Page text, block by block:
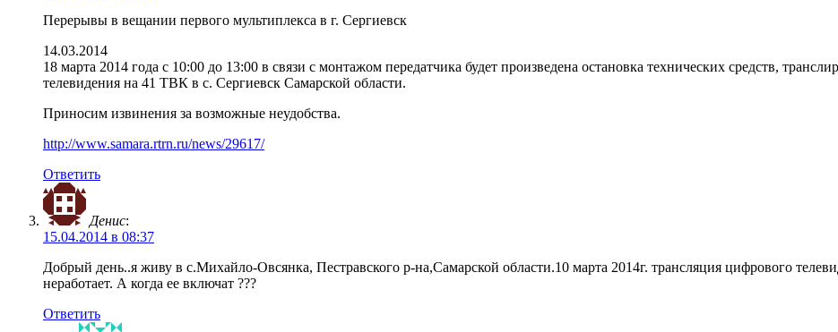
Перерывы в вещании первого мультиплекса в г. Сергиевск
14.03.2014
18 марта 2014 года с 10:00 до 13:00 в связи с монтажом передатчика будет произведена остановка технических средств,
телевидения на 41 ТВК в с. Сергиевск Самарской области.
Приносим извинения за возможные неудобства.
http://www.samara.rtrn.ru/news/29617/
Ответить
Денис:
15.04.2014 в 08:37
Добрый день..я живу в с.Михайло-Овсянка, Пестравского р-на,Самарской области.10 марта 2014г. трансляция цифрового
неработает. А когда ее включат ???
Ответить